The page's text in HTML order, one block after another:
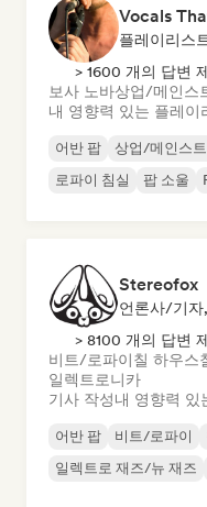
Vocals
플레이리스
> 1600 개의 답변
보사 노바상업/메인스
내 영향력 있는 플레
어반 팝 상업/메인스
로파이 침실
팝 소울
Stereofox
언론사/기자
> 8100 개의 답변
비트/로파이칠 하우스
일렉트로니카
기사 작성내 영향력 있
어반 팝 비트/로파이
일렉트로 재즈/뉴 재즈